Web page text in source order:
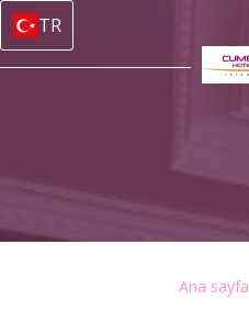
TR
Ana sayfa